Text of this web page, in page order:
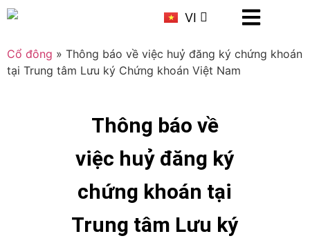
VI
CN
Cổ đông » Thông báo về việc huỷ đăng ký chứng khoán
tại Trung tâm Lưu ký Chứng khoán Việt Nam
Thông báo về
việc huỷ đăng ký
chứng khoán tại
Trung tâm Lưu ký